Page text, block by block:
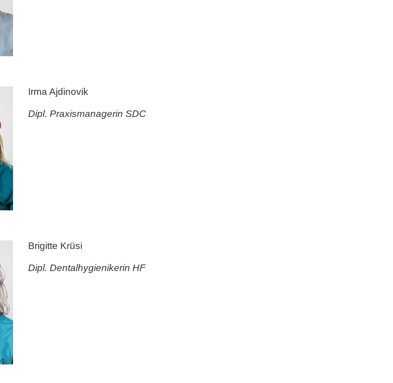
Irma Ajdinovik
Dipl. Praxismanagerin SDC
Brigitte Krüsi
Dipl. Dentalhygienikerin HF